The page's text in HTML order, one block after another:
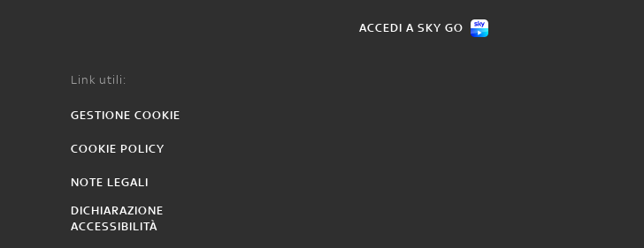
ACCEDI A SKY GO
Link utili:
GESTIONE COOKIE
COOKIE POLICY
NOTE LEGALI
DICHIARAZIONE
ACCESSIBILITÀ